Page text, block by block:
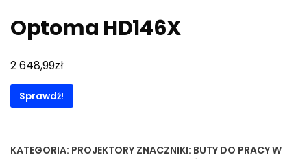
Optoma HD146X
2 648,99zł
Sprawdź!
KATEGORIA: PROJEKTORY ZNACZNIKI: BUTY DO PRACY W